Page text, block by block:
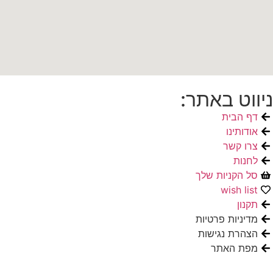
ניווט באתר:
דף הבית
אודותינו
צרו קשר
לחנות
סל הקניות שלך
wish list
תקנון
מדיניות פרטיות
הצהרת נגישות
מפת האתר